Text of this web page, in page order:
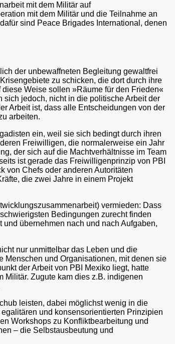
mit dem Militär auf
mit dem Militär und die Teilnahme an
sind Peace Brigades International, denen
der unbewaffneten Begleitung gewaltfrei
zu schicken, die dort durch ihre
Weise sollen »Räume für den Frieden«
jedoch, nicht in die politische Arbeit der
Arbeit ist, dass alle Entscheidungen von der
arbeiten.
ein, weil sie sich bedingt durch ihren
Freiwilligen, die normalerweise ein Jahr
der sich auf die Machtverhältnisse im Team
ist gerade das Freiwilligenprinzip von PBI
von Chefs oder anderen Autoritäten
die zwei Jahre in einem Projekt
vermieden: Dass
Bedingungen zurecht finden
übernehmen nach und nach Aufgaben,
nur unmittelbar das Leben und die
Menschen und Organisationen, mit denen sie
der Arbeit von PBI Mexiko liegt, hatte
Zugute kam dies z.B. indigenen
leisten, dabei möglichst wenig in die
und konsensorientierten Prinzipien
Workshops zu Konfliktbearbeitung und
– die Selbstausbeutung und